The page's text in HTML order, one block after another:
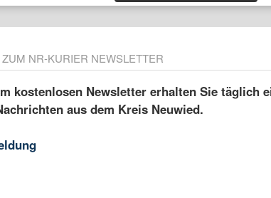
NR-KURIER NEWSLETTER
kostenlosen Newsletter erhalten Sie täglich
aus dem Kreis Neuwied.